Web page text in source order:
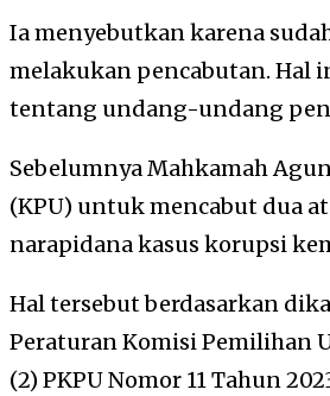
Ia menyebutkan karena
melakukan pencabutan. Hal
tentang undang-undang
Sebelumnya Mahkamah
(KPU) untuk mencabut dua
narapidana kasus korupsi
Hal tersebut berdasarkan
Peraturan Komisi Pemilihan
(2) PKPU Nomor 11 Tahun